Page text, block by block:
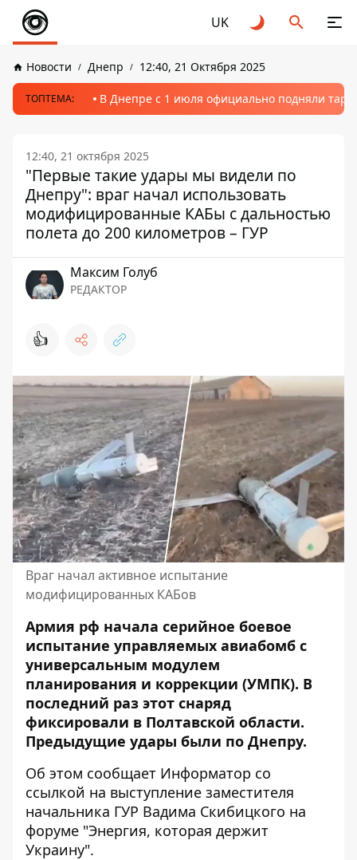
UK
Новости Днепр 12:40, 21 Октября 2025
ТОПТЕМА: В Днепре с 1 июля официально подняли
12:40, 21 октября 2025
"Первые такие удары мы видели по
Днепру": враг начал использовать
модифицированные КАБы с дальностью
полета до 200 километров – ГУР
Максим Голуб
РЕДАКТОР
👍
Враг начал активное испытание
модифицированных КАБов
Армия рф начала серийное боевое
испытание управляемых авиабомб с
универсальным модулем
планирования и коррекции (УМПК). В
последний раз этот снаряд
фиксировали в Полтавской области.
Предыдущие удары были по Днепру.
Об этом сообщает Информатор со
ссылкой на выступление заместителя
начальника ГУР Вадима Скибицкого на
форуме "Энергия, которая держит
Украину".